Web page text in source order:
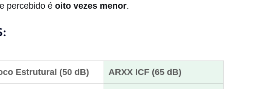
percebido é oito vezes menor.
Estrutural (50 dB) ARXX ICF (65 dB)